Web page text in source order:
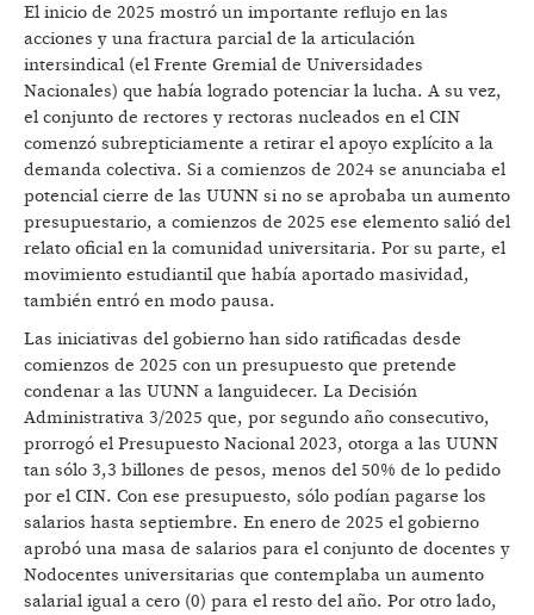
El inicio de 2025 mostró un importante reflujo en las
acciones y una fractura parcial de la articulación
intersindical (el Frente Gremial de Universidades
Nacionales) que había logrado potenciar la lucha. A su vez,
el conjunto de rectores y rectoras nucleados en el CIN
comenzó subrepticiamente a retirar el apoyo explícito a la
demanda colectiva. Si a comienzos de 2024 se anunciaba el
potencial cierre de las UUNN si no se aprobaba un aumento
presupuestario, a comienzos de 2025 ese elemento salió del
relato oficial en la comunidad universitaria. Por su parte, el
movimiento estudiantil que había aportado masividad,
también entró en modo pausa.
Las iniciativas del gobierno han sido ratificadas desde
comienzos de 2025 con un presupuesto que pretende
condenar a las UUNN a languidecer. La Decisión
Administrativa 3/2025 que, por segundo año consecutivo,
prorrogó el Presupuesto Nacional 2023, otorga a las UUNN
tan sólo 3,3 billones de pesos, menos del 50% de lo pedido
por el CIN. Con ese presupuesto, sólo podían pagarse los
salarios hasta septiembre. En enero de 2025 el gobierno
aprobó una masa de salarios para el conjunto de docentes y
Nodocentes universitarias que contemplaba un aumento
salarial igual a cero (0) para el resto del año. Por otro lado,